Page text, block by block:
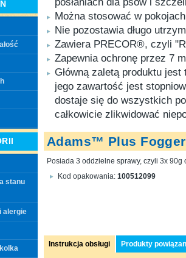
posłaniach dla psów i
Można stosować w
Nie pozostawia długo
Zawiera PRECOR®, czyli
Zapewnia ochronę przez 7
Główną zaletą produktu
jego zawartość jest
dostaje się do wszystkich
całkowicie zlikwidować
Adams™ Plus
Posiada 3 oddzielne sprawy, czyli 3x 90g
Kod opakowania: 100512099
Instrukcja obsługi Produkty
stanu
alergie